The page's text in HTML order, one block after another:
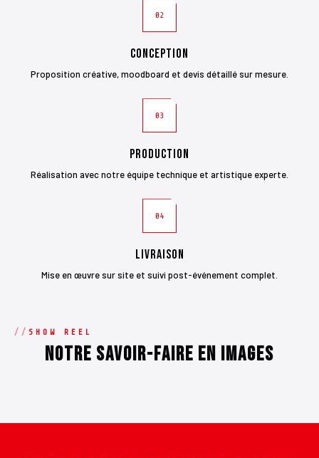
02
Conception
Proposition créative, moodboard et devis détaillé sur mesure.
03
Production
Réalisation avec notre équipe technique et artistique experte.
04
Livraison
Mise en œuvre sur site et suivi post-événement complet.
SHOW REEL
Notre savoir-faire en images